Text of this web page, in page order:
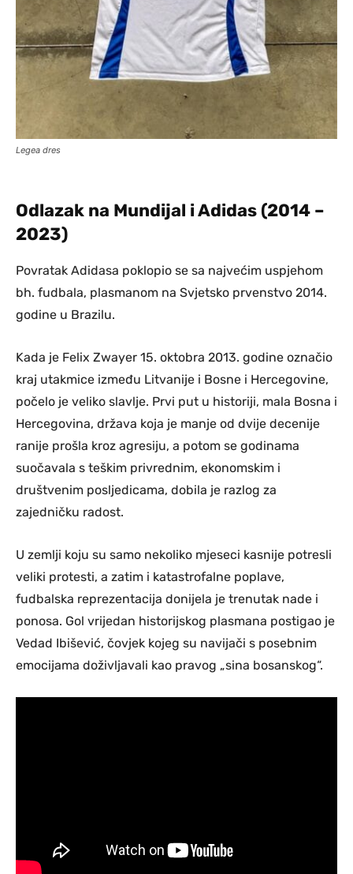
Legea dres
Odlazak na Mundijal i Adidas (2014 –
2023)
Povratak Adidasa poklopio se sa najvećim uspjehom
bh. fudbala, plasmanom na Svjetsko prvenstvo 2014.
godine u Brazilu.
Kada je Felix Zwayer 15. oktobra 2013. godine označio
kraj utakmice između Litvanije i Bosne i Hercegovine,
počelo je veliko slavlje. Prvi put u historiji, mala Bosna i
Hercegovina, država koja je manje od dvije decenije
ranije prošla kroz agresiju, a potom se godinama
suočavala s teškim privrednim, ekonomskim i
društvenim posljedicama, dobila je razlog za
zajedničku radost.
U zemlji koju su samo nekoliko mjeseci kasnije potresli
veliki protesti, a zatim i katastrofalne poplave,
fudbalska reprezentacija donijela je trenutak nade i
ponosa. Gol vrijedan historijskog plasmana postigao je
Vedad Ibišević, čovjek kojeg su navijači s posebnim
emocijama doživljavali kao pravog „sina bosanskog“.